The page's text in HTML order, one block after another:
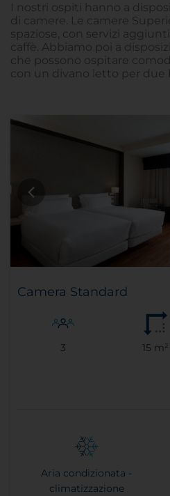
I nostri ospiti hanno a
di camere. Le camere
spaziose, con servizi
caffè. Abbiamo poi a
che possono ospitare
con un divano letto per due
Camera Standard
3 15 m²
Aria condizionata -
climatizzazione